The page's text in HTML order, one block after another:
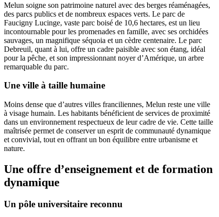
Melun soigne son patrimoine naturel avec des berges réaménagées,
des parcs publics et de nombreux espaces verts. Le parc de
Faucigny Lucinge, vaste parc boisé de 10,6 hectares, est un lieu
incontournable pour les promenades en famille, avec ses orchidées
sauvages, un magnifique séquoia et un cèdre centenaire. Le parc
Debreuil, quant à lui, offre un cadre paisible avec son étang, idéal
pour la pêche, et son impressionnant noyer d’Amérique, un arbre
remarquable du parc.
Une ville à taille humaine
Moins dense que d’autres villes franciliennes, Melun reste une ville
à visage humain. Les habitants bénéficient de services de proximité
dans un environnement respectueux de leur cadre de vie. Cette taille
maîtrisée permet de conserver un esprit de communauté dynamique
et convivial, tout en offrant un bon équilibre entre urbanisme et
nature.
Une offre d’enseignement et de formation
dynamique
Un pôle universitaire reconnu